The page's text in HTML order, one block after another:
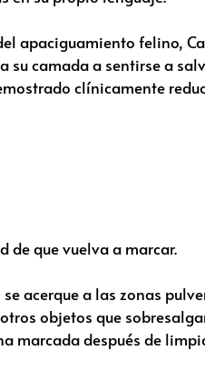
apaciguamiento felino,
camada a sentirse a
clínicamente
de que vuelva a marcar.
acerque a las zonas
objetos que
marcada después de